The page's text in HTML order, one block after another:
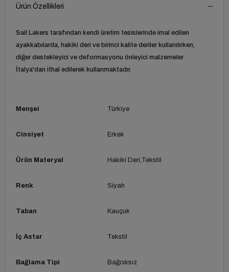
Ürün Özellikleri
Sail Lakers tarafından kendi üretim tesislerinde imal edilen
ayakkabılarda, hakiki deri ve birinci kalite deriler kullanılırken,
diğer destekleyici ve deformasyonu önleyici malzemeler
İtalya'dan ithal edilerek kullanmaktadır.
Menşei Türkiye
Cinsiyet Erkek
Ürün Materyal Hakiki Deri Tekstil
Renk Siyah
Taban Kauçuk
İç Astar Tekstil
Bağlama Tipi Bağcıksız